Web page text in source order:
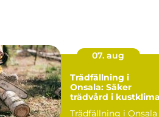
07. aug
Trädfällning i
Onsala: Säker
trädvård i
Trädfällning i Onsala